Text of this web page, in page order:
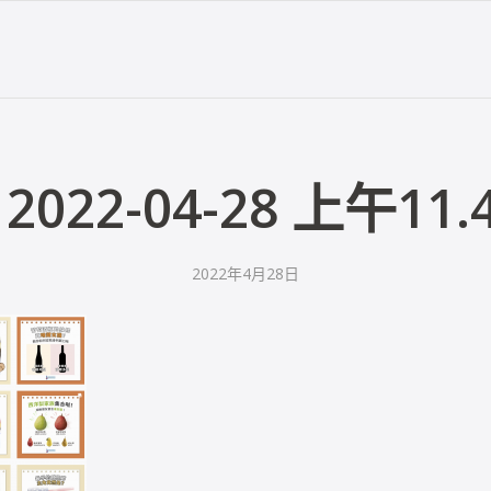
04-28 上午
2022年4月28日